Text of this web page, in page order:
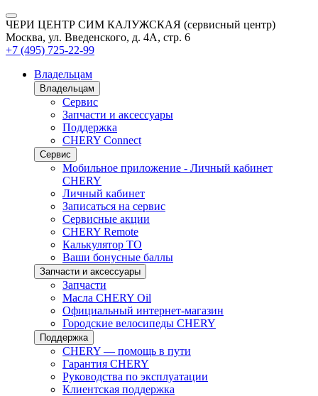
ЧЕРИ ЦЕНТР СИМ КАЛУЖСКАЯ (сервисный центр)
Москва, ул. Введенского, д. 4А, стр. 6
+7 (495) 725-22-99
Владельцам
Владельцам
Сервис
Запчасти и аксессуары
Поддержка
CHERY Connect
Сервис
Мобильное приложение - Личный кабинет
CHERY
Личный кабинет
Записаться на сервис
Сервисные акции
CHERY Remote
Калькулятор ТО
Ваши бонусные баллы
Запчасти и аксессуары
Запчасти
Масла CHERY Oil
Официальный интернет-магазин
Городские велосипеды CHERY
Поддержка
CHERY — помощь в пути
Гарантия CHERY
Руководства по эксплуатации
Клиентская поддержка